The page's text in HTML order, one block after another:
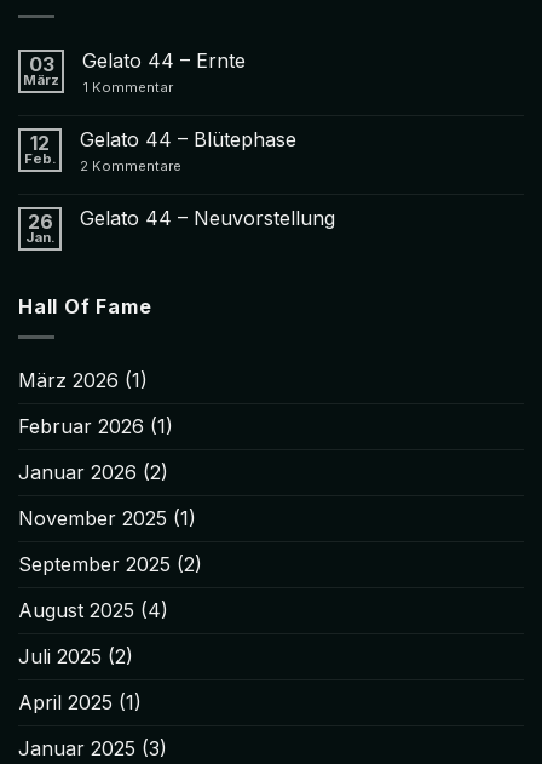
03
März
Gelato 44 – Ernte
1 Kommentarzu
Ernte
12
Feb.
Gelato 44 – Blütephase
2 Kommentare
Blütephase
26
Jan.
Gelato 44 – Neuvorstellung
44
Hall Of Fame
März 2026 (1)
Februar 2026 (1)
Januar 2026 (2)
November 2025 (1)
September 2025 (2)
August 2025 (4)
Juli 2025 (2)
April 2025 (1)
Januar 2025 (3)